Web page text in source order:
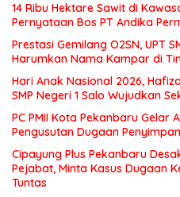
14 Ribu Hektare Sawit di
Pernyataan Bos PT Andika
Prestasi Gemilang O2SN, UPT
Harumkan Nama Kampar di
Hari Anak Nasional 2026,
SMP Negeri 1 Salo Wujudkan
PC PMII Kota Pekanbaru Gelar
Pengusutan Dugaan
Cipayung Plus Pekanbaru
Pejabat, Minta Kasus Dugaan
Tuntas